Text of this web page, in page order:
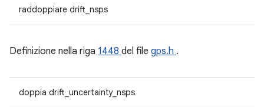
raddoppiare drift_nsps
Definizione nella riga 1448 del file gps.h .
doppia drift_uncertainty_nsps